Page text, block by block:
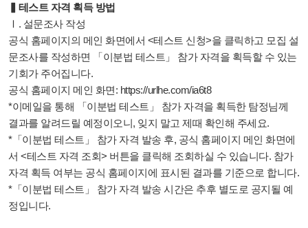
▍테스트 자격 획득 방법
Ⅰ. 설문조사 작성
공식 홈페이지의 메인 화면에서 <테스트 신청>을 클릭하고 모집 설
문조사를 작성하면 「이분법 테스트」 참가 자격을 획득할 수 있는
기회가 주어집니다.
공식 홈페이지 메인 화면: https://urlhe.com/ia6t8
*이메일을 통해 「이분법 테스트」 참가 자격을 획득한 탐정님께
결과를 알려드릴 예정이오니, 잊지 말고 제때 확인해 주세요.
*「이분법 테스트」 참가 자격 발송 후, 공식 홈페이지 메인 화면에
서 <테스트 자격 조회> 버튼을 클릭해 조회하실 수 있습니다. 참가
자격 획득 여부는 공식 홈페이지에 표시된 결과를 기준으로 합니다.
*「이분법 테스트」 참가 자격 발송 시간은 추후 별도로 공지될 예
정입니다.